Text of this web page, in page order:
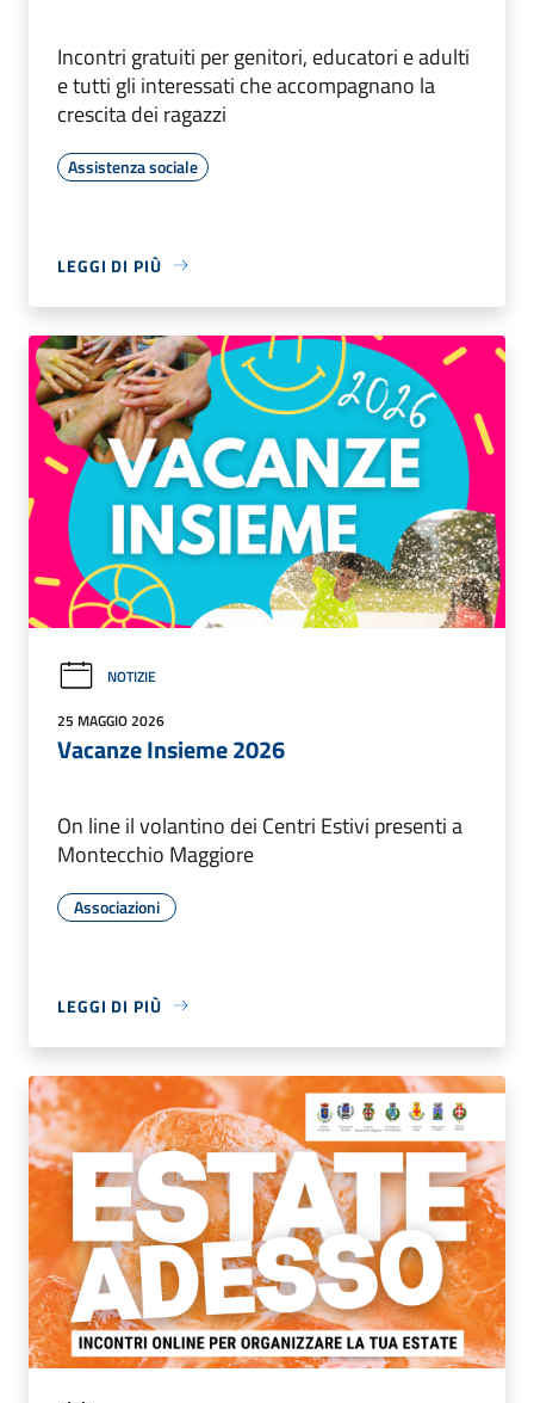
Incontri gratuiti per genitori, educatori e adulti
e tutti gli interessati che accompagnano la
crescita dei ragazzi
Assistenza sociale
LEGGI DI PIÙ
NOTIZIE
25 MAGGIO 2026
Vacanze Insieme 2026
On line il volantino dei Centri Estivi presenti a
Montecchio Maggiore
Associazioni
LEGGI DI PIÙ